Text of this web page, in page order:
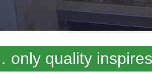
only quality